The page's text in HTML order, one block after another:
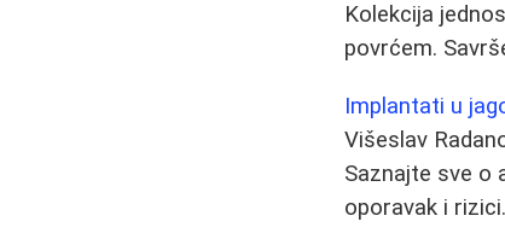
Kolekcija
povrćem.
Implantati u
Višeslav
Saznajte sve o
oporavak i